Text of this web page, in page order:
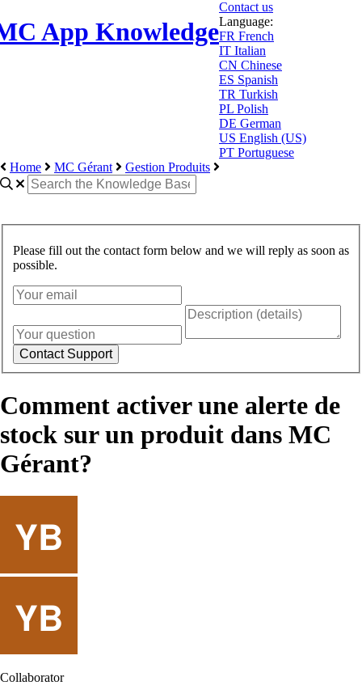
App Knowledge
Contact us
Language:
FR French
IT Italian
CN Chinese
ES Spanish
TR Turkish
PL Polish
DE German
US English (US)
PT Portuguese
Home
MC Gérant Gestion Produits
Please fill out the contact form below and we will reply as soon as
possible.
Comment activer une alerte de
stock sur un produit dans MC
Gérant?
Collaborator